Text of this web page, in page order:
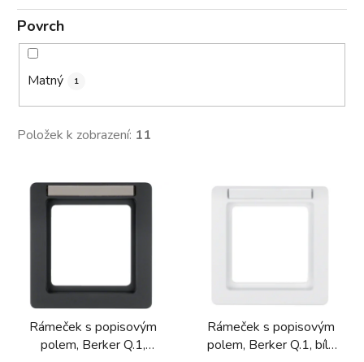
Povrch
Matný 1
Položek k zobrazení: 11
Rámeček s popisovým
polem, Berker Q.1,
Rámeček s popisovým
polem, Berker Q.1, bílá